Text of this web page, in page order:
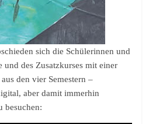
sich die Schülerinnen und
und des Zusatzkurses mit einer
den vier Semestern –
aber damit immerhin
besuchen: